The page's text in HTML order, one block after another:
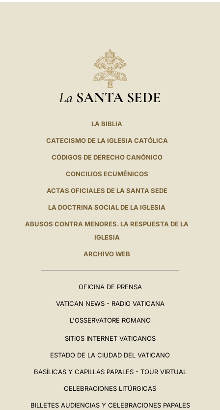
La SANTA SEDE
LA BIBLIA
CATECISMO DE LA IGLESIA CATÓLICA
CÓDIGOS DE DERECHO CANÓNICO
CONCILIOS ECUMÉNICOS
ACTAS OFICIALES DE LA SANTA SEDE
LA DOCTRINA SOCIAL DE LA IGLESIA
ABUSOS CONTRA MENORES. LA RESPUESTA DE LA
IGLESIA
ARCHIVO WEB
OFICINA DE PRENSA
VATICAN NEWS - RADIO VATICANA
L'OSSERVATORE ROMANO
SITIOS INTERNET VATICANOS
ESTADO DE LA CIUDAD DEL VATICANO
BASÍLICAS Y CAPILLAS PAPALES - TOUR VIRTUAL
CELEBRACIONES LITÚRGICAS
BILLETES AUDIENCIAS Y CELEBRACIONES PAPALES